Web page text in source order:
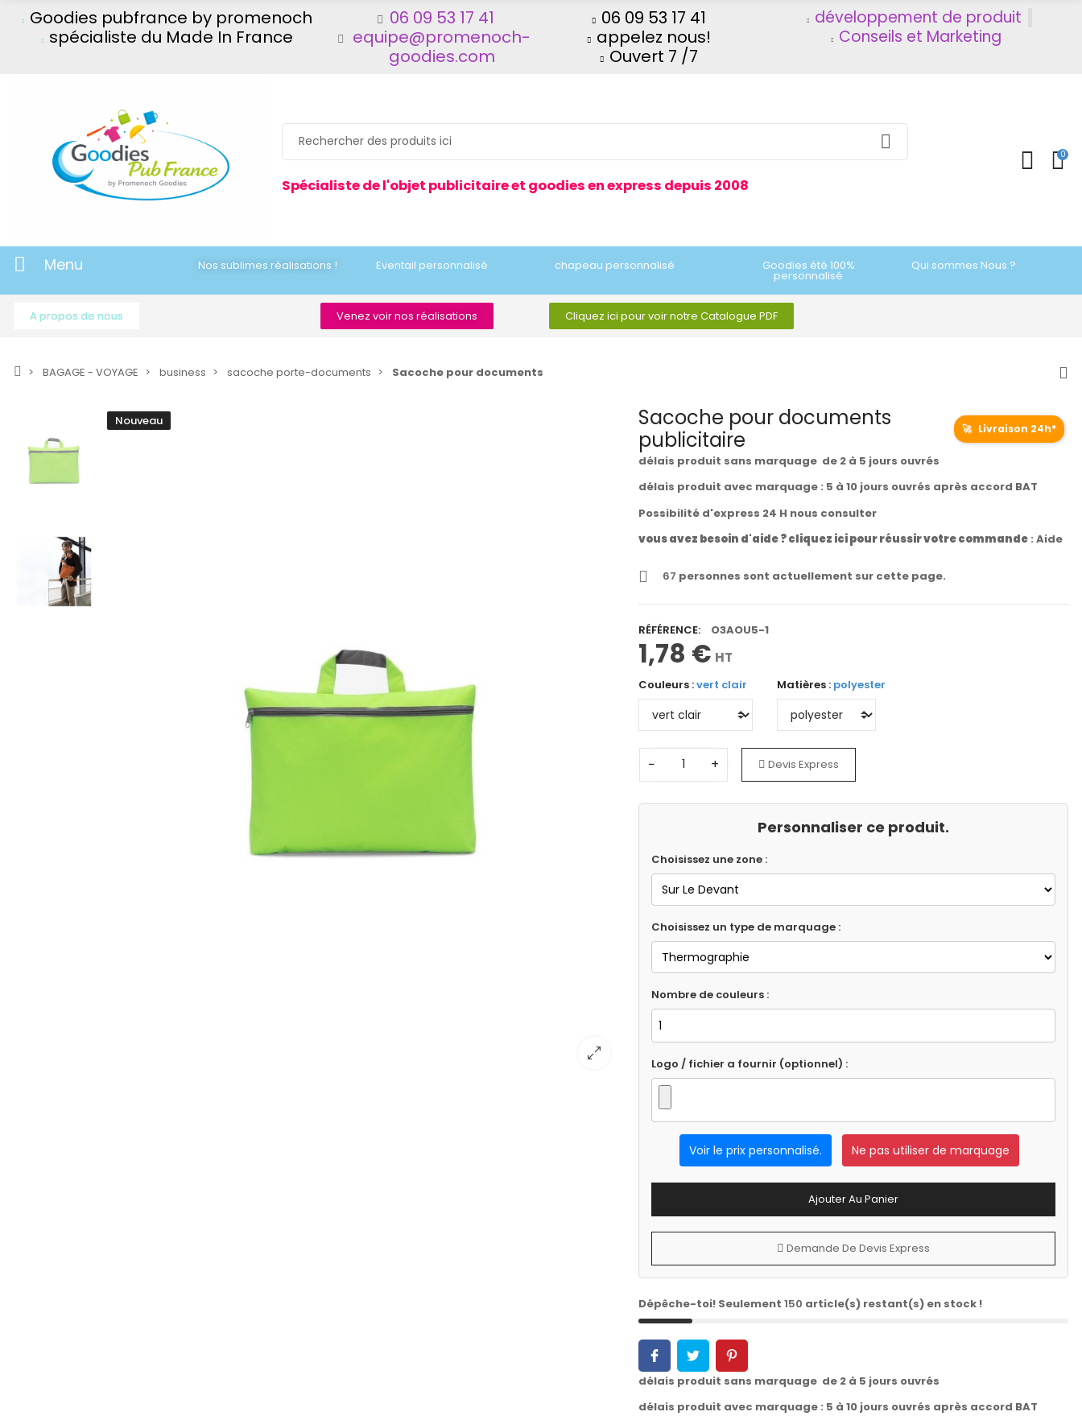
Goodies pubfrance by promenoch
spécialiste du Made In France
06 09 53 17 41
equipe@promenoch-
goodies.com
06 09 53 17 41
appelez nous!
Ouvert 7 /7
développement de produit
Conseils et Marketing
Spécialiste de l'objet publicitaire et goodies en express depuis 2008
0
Menu Nos sublimes réalisations ! Eventail personnalisé chapeau personnalisé Goodies été 100%
personnalisé
Qui sommes Nous ?
A propos de nous Venez voir nos réalisations Cliquez ici pour voir notre Catalogue PDF
BAGAGE - VOYAGE business sacoche porte-documents Sacoche pour documents
Nouveau
Sacoche pour documents
publicitaire
🚀 Livraison 24h*
délais produit sans marquage de 2 à 5 jours ouvrés
délais produit avec marquage : 5 à 10 jours ouvrés après accord BAT
Possibilité d'express 24 H nous consulter
vous avez besoin d'aide ? cliquez ici pour réussir votre commande: Aide
67 personnes sont actuellement sur cette page.
RÉFÉRENCE: O3AOU5-1
1,78 € HT
Couleurs :vert clair Matières : polyester
− + Devis Express
Personnaliser ce produit.
Choisissez une zone :
Choisissez un type de marquage :
Nombre de couleurs :
Logo / fichier a fournir (optionnel) :
Voir le prix personnalisé. Ne pas utiliser de marquage
Ajouter Au Panier
Demande De Devis Express
Dépêche-toi! Seulement 150 article(s) restant(s) en stock !
délais produit sans marquage de 2 à 5 jours ouvrés
délais produit avec marquage : 5 à 10 jours ouvrés après accord BAT